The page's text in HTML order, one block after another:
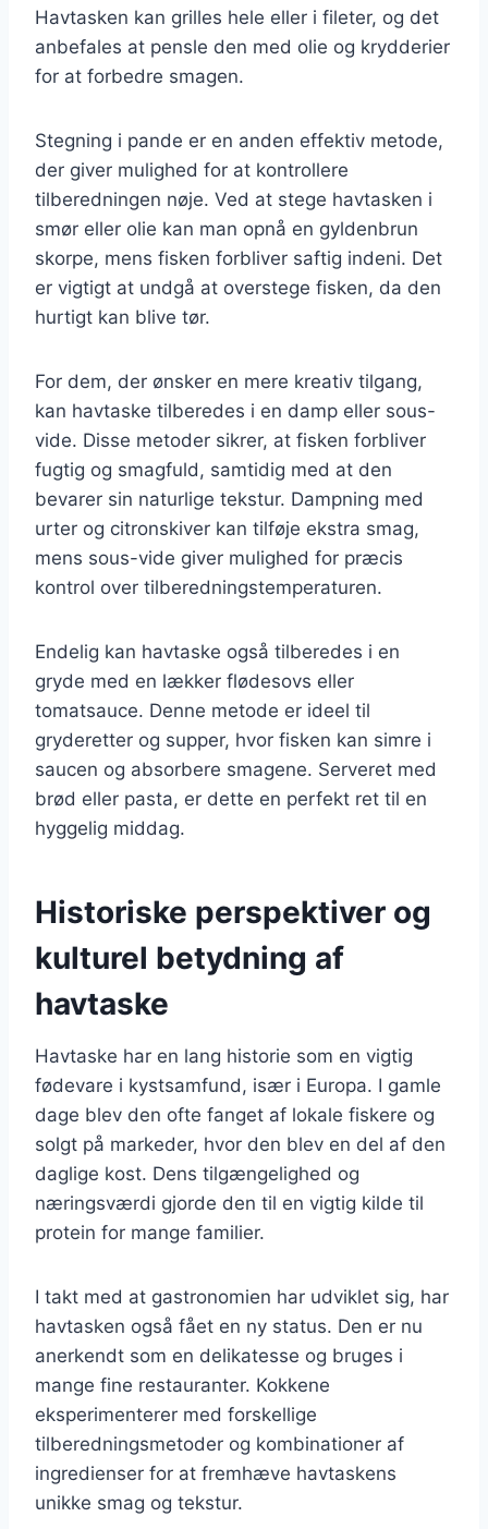
Havtasken kan grilles hele eller i fileter, og det
anbefales at pensle den med olie og krydderier
for at forbedre smagen.
Stegning i pande er en anden effektiv metode,
der giver mulighed for at kontrollere
tilberedningen nøje. Ved at stege havtasken i
smør eller olie kan man opnå en gyldenbrun
skorpe, mens fisken forbliver saftig indeni. Det
er vigtigt at undgå at overstege fisken, da den
hurtigt kan blive tør.
For dem, der ønsker en mere kreativ tilgang,
kan havtaske tilberedes i en damp eller sous-
vide. Disse metoder sikrer, at fisken forbliver
fugtig og smagfuld, samtidig med at den
bevarer sin naturlige tekstur. Dampning med
urter og citronskiver kan tilføje ekstra smag,
mens sous-vide giver mulighed for præcis
kontrol over tilberedningstemperaturen.
Endelig kan havtaske også tilberedes i en
gryde med en lækker flødesovs eller
tomatsauce. Denne metode er ideel til
gryderetter og supper, hvor fisken kan simre i
saucen og absorbere smagene. Serveret med
brød eller pasta, er dette en perfekt ret til en
hyggelig middag.
Historiske perspektiver og
kulturel betydning af
havtaske
Havtaske har en lang historie som en vigtig
fødevare i kystsamfund, især i Europa. I gamle
dage blev den ofte fanget af lokale fiskere og
solgt på markeder, hvor den blev en del af den
daglige kost. Dens tilgængelighed og
næringsværdi gjorde den til en vigtig kilde til
protein for mange familier.
I takt med at gastronomien har udviklet sig, har
havtasken også fået en ny status. Den er nu
anerkendt som en delikatesse og bruges i
mange fine restauranter. Kokkene
eksperimenterer med forskellige
tilberedningsmetoder og kombinationer af
ingredienser for at fremhæve havtaskens
unikke smag og tekstur.